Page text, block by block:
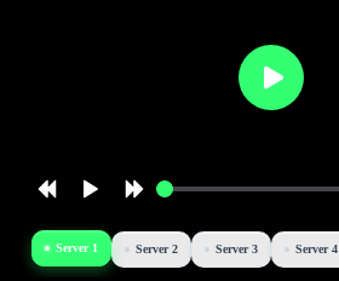
Server 1 Server 2 Server 3 Server 4